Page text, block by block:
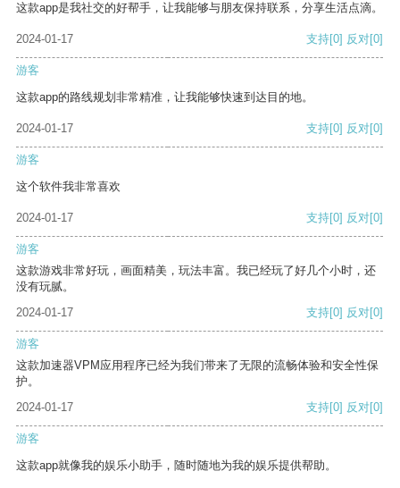
这款app是我社交的好帮手，让我能够与朋友保持联系，分享生活点滴。
2024-01-17 支持[0] 反对[0]
游客
这款app的路线规划非常精准，让我能够快速到达目的地。
2024-01-17 支持[0] 反对[0]
游客
这个软件我非常喜欢
2024-01-17 支持[0] 反对[0]
游客
这款游戏非常好玩，画面精美，玩法丰富。我已经玩了好几个小时，还
没有玩腻。
2024-01-17
支持[0] 反对[0]
游客
这款加速器VPM应用程序已经为我们带来了无限的流畅体验和安全性保
护。
2024-01-17
支持[0] 反对[0]
游客
这款app就像我的娱乐小助手，随时随地为我的娱乐提供帮助。